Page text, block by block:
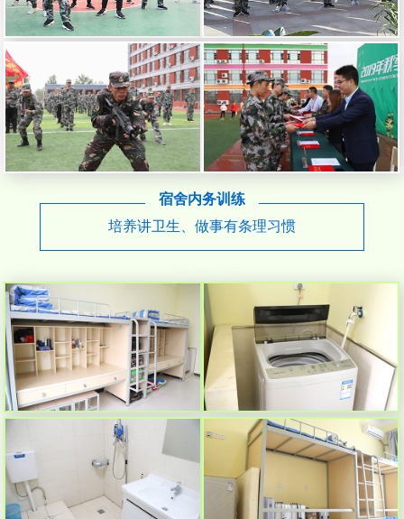
宿舍内务训练
培养讲卫生、做事有条理习惯